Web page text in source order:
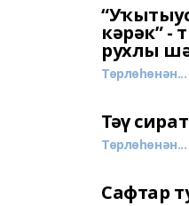
кәрәк” -
рухлы
Төрлөһөнән...
Тәү
Төрлөһөнән...
Сафтар